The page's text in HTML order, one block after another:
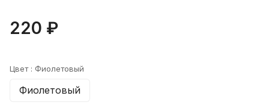
220 ₽
Цвет : Фиолетовый
Фиолетовый